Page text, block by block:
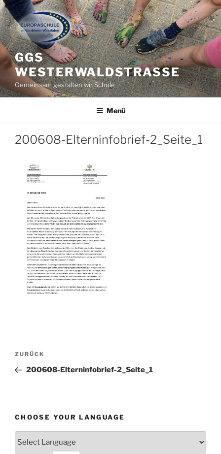
Zum
Inhalt
springen
GGS
WESTERWALDSTRASSE
Gemeinsam gestalten wir Schule
Menü
200608-Elterninfobrief-2_Seite_1
Beitragsnavigation
Vorheriger
Beitrag
ZURÜCK
200608-Elterninfobrief-2_Seite_1
CHOOSE YOUR LANGUAGE